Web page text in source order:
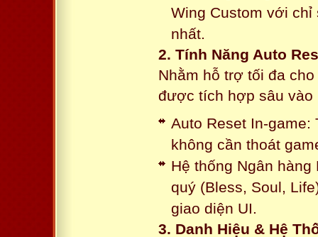
Wing Custom với
nhất.
2. Tính Năng Auto
Nhằm hỗ trợ tối đa
được tích hợp sâu vào
Auto Reset In-game:
không cần thoát
Hệ thống Ngân
quý (Bless, Soul,
giao diện UI.
3. Danh Hiệu & Hệ